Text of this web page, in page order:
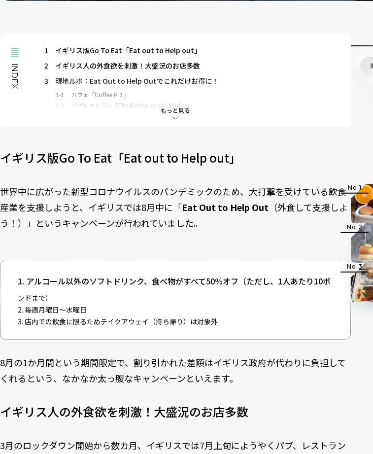
もっと見る
INDEX
1
イギリス版Go To Eat「Eat out to Help out」
2
イギリス人の外食欲を刺激！大盛況のお店多数
3
現地ルポ：Eat Out to Help Outでこれだけお得に！
3-1
カフェ「Coffee♯１」
3-2
パブレストラン「The Bishop on the Bridge」
イギリス版Go To Eat「Eat out to Help out」
世界中に広がった新型コロナウイルスのパンデミックのため、大打撃を受けている飲食
産業を支援しようと、イギリスでは8月中に「Eat Out to Help Out （外食して支援しよ
う！）」というキャンペーンが行われていました。
1. アルコール以外のソフトドリンク、食べ物がすべて50％オフ（ただし、1人あたり10ポ
ンドまで）
2. 毎週月曜日〜水曜日
3. 店内での飲食に限るためテイクアウェイ（持ち帰り）は対象外
8月の1か月間という期間限定で、割り引かれた差額はイギリス政府が代わりに負担して
くれるという、なかなか太っ腹なキャンペーンといえます。
イギリス人の外食欲を刺激！大盛況のお店多数
3月のロックダウン開始から数カ月、イギリスでは7月上旬にようやくパブ、レストラン